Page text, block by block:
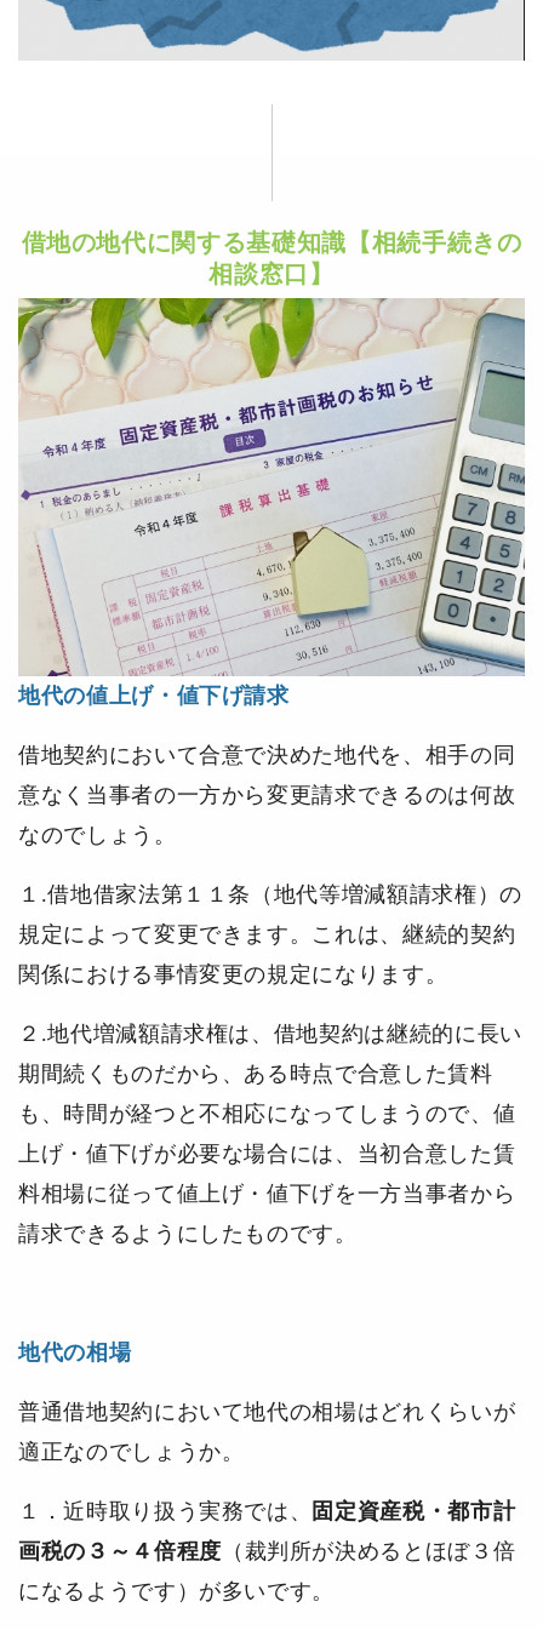
借地の地代に関する基礎知識【相続手続きの
相談窓口】
地代の値上げ・値下げ請求
借地契約において合意で決めた地代を、相手の同
意なく当事者の一方から変更請求できるのは何故
なのでしょう。
１.借地借家法第１１条（地代等増減額請求権）の
規定によって変更できます。これは、継続的契約
関係における事情変更の規定になります。
２.地代増減額請求権は、借地契約は継続的に長い
期間続くものだから、ある時点で合意した賃料
も、時間が経つと不相応になってしまうので、値
上げ・値下げが必要な場合には、当初合意した賃
料相場に従って値上げ・値下げを一方当事者から
請求できるようにしたものです。
地代の相場
普通借地契約において地代の相場はどれくらいが
適正なのでしょうか。
１．近時取り扱う実務では、
固定資産税・都市計
画税の３～４倍程度 （裁判所が決めるとほぼ３倍
になるようです）が多いです。